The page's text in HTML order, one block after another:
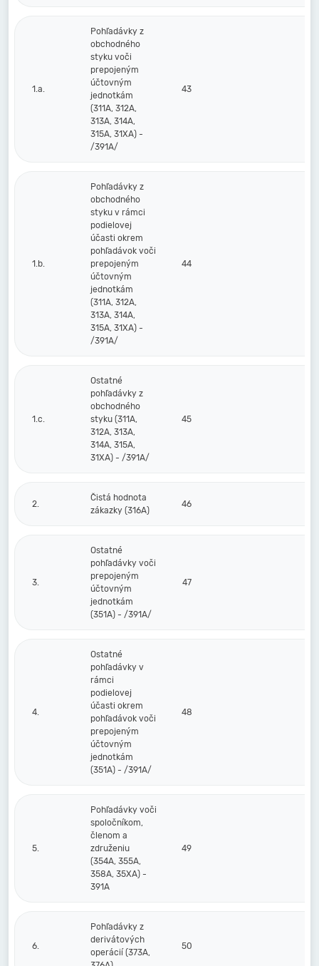
1.a.
Pohľadávky z
obchodného
styku voči
prepojeným
účtovným
jednotkám
(311A, 312A,
313A, 314A,
315A, 31XA) -
/391A/
43
1.b.
Pohľadávky z
obchodného
styku v rámci
podielovej
účasti okrem
pohľadávok voči
prepojeným
účtovným
jednotkám
(311A, 312A,
313A, 314A,
315A, 31XA) -
/391A/
44
1.c.
Ostatné
pohľadávky z
obchodného
styku (311A,
312A, 313A,
314A, 315A,
31XA) - /391A/
45
2.
Čistá hodnota
zákazky (316A)
46
3.
Ostatné
pohľadávky voči
prepojeným
účtovným
jednotkám
(351A) - /391A/
47
4.
Ostatné
pohľadávky v
rámci
podielovej
účasti okrem
pohľadávok voči
prepojeným
účtovným
jednotkám
(351A) - /391A/
48
5.
Pohľadávky voči
spoločníkom,
členom a
združeniu
(354A, 355A,
358A, 35XA) -
391A
49
6.
Pohľadávky z
derivátových
operácií (373A,
50